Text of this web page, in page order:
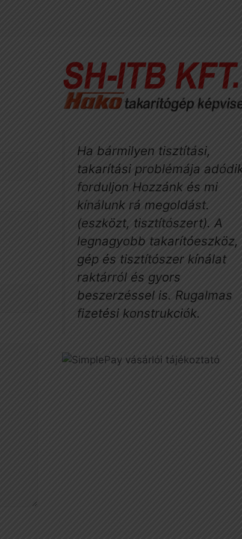
Ha bármilyen tisztítási,
takarítási problémája
forduljon Hozzánk és mi
kínálunk rá megoldást.
(eszközt, tisztítószert). A
legnagyobb takarítóeszköz,
gép és tisztítószer kínálat
raktárról és gyors
beszerzéssel is. Rugalmas
fizetési konstrukciók.